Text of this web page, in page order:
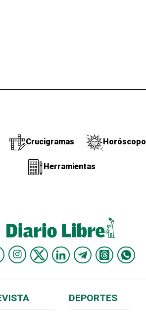
Crucigramas Horóscopo
Herramientas
DEPORTES